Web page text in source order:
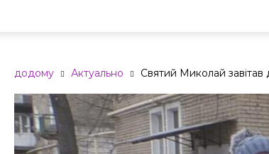
додому Актуально Святий Миколай завітав